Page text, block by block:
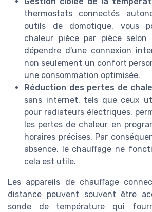
thermostats connectés
outils de domotique, vous
chaleur pièce par pièce selon
dépendre d'une connexion
non seulement un confort
une consommation optimisée.
Réduction des pertes de
sans internet, tels que ceux
pour radiateurs électriques,
les pertes de chaleur en
horaires précises. Par
absence, le chauffage ne
cela est utile.
Les appareils de chauffage
distance peuvent souvent être
sonde de température qui